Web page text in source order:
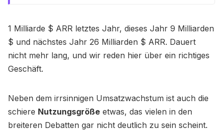
1 Milliarde $ ARR letztes Jahr, dieses Jahr 9 Milliarden
$ und nächstes Jahr 26 Milliarden $ ARR. Dauert
nicht mehr lang, und wir reden hier über ein richtiges
Geschäft.
Neben dem irrsinnigen Umsatzwachstum ist auch die
schiere Nutzungsgröße etwas, das vielen in den
breiteren Debatten gar nicht deutlich zu sein scheint.